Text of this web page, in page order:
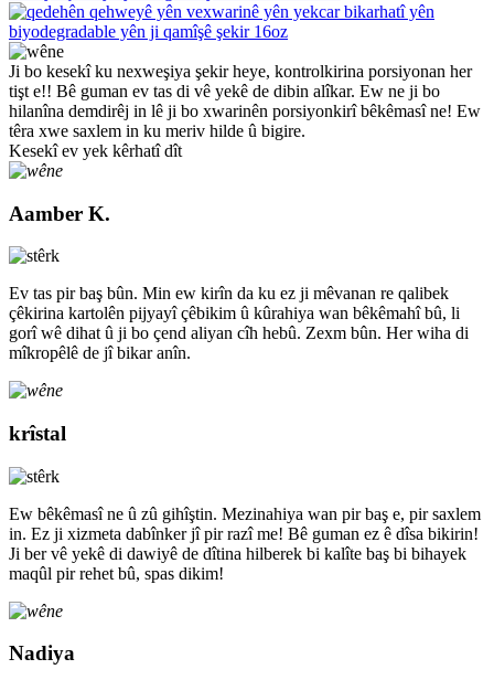
Ji bo kesekî ku nexweşiya şekir heye, kontrolkirina porsiyonan her
tişt e!! Bê guman ev tas di vê yekê de dibin alîkar. Ew ne ji bo
hilanîna demdirêj in lê ji bo xwarinên porsiyonkirî bêkêmasî ne! Ew
têra xwe saxlem in ku meriv hilde û bigire.
Kesekî ev yek kêrhatî dît
Aamber K.
Ev tas pir baş bûn. Min ew kirîn da ku ez ji mêvanan re qalibek
çêkirina kartolên pijyayî çêbikim û kûrahiya wan bêkêmahî bû, li
gorî wê dihat û ji bo çend aliyan cîh hebû. Zexm bûn. Her wiha di
mîkropêlê de jî bikar anîn.
krîstal
Ew bêkêmasî ne û zû gihîştin. Mezinahiya wan pir baş e, pir saxlem
in. Ez ji xizmeta dabînker jî pir razî me! Bê guman ez ê dîsa bikirin!
Ji ber vê yekê di dawiyê de dîtina hilberek bi kalîte baş bi bihayek
maqûl pir rehet bû, spas dikim!
Nadiya